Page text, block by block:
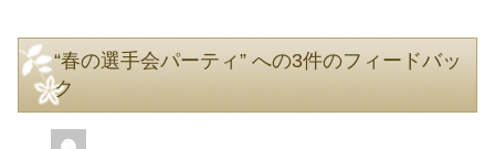
“春の選手会パーティ” への3件のフィードバッ
ク